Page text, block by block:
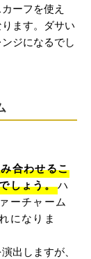
ーフを使え
ます。ダサい
ジになるでし
合わせるこ
しょう。ハ
ーチャーム
になりま
出しますが、